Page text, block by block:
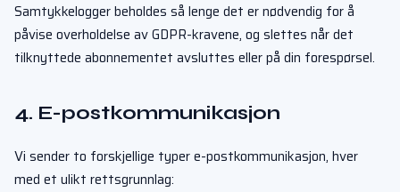
Samtykkelogger beholdes så lenge det er nødvendig for å
påvise overholdelse av GDPR-kravene, og slettes når det
tilknyttede abonnementet avsluttes eller på din forespørsel.
4. E-postkommunikasjon
Vi sender to forskjellige typer e-postkommunikasjon, hver
med et ulikt rettsgrunnlag: